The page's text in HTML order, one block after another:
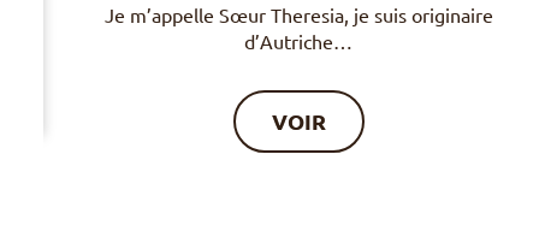
Je m’appelle Sœur Theresia, je suis originaire
d’Autriche…
VOIR